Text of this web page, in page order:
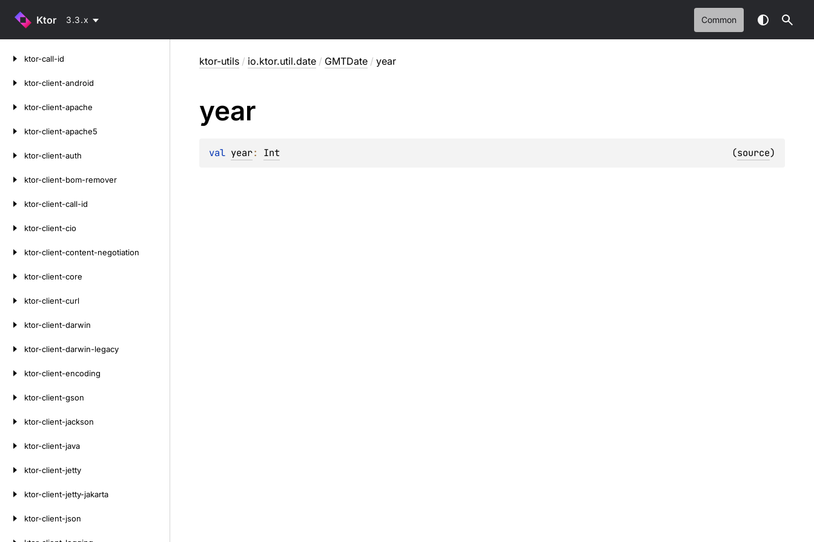
Ktor 3.3.x Common
ktor-call-id
ktor-client-android
ktor-client-apache
ktor-client-apache5
ktor-client-auth
ktor-client-bom-remover
ktor-client-call-id
ktor-client-cio
ktor-client-content-negotiation
ktor-client-core
ktor-client-curl
ktor-client-darwin
ktor-client-darwin-legacy
ktor-client-encoding
ktor-client-gson
ktor-client-jackson
ktor-client-java
ktor-client-jetty
ktor-client-jetty-jakarta
ktor-client-json
ktor-utils / io.ktor.util.date / GMTDate / year
year
val year: Int (source)